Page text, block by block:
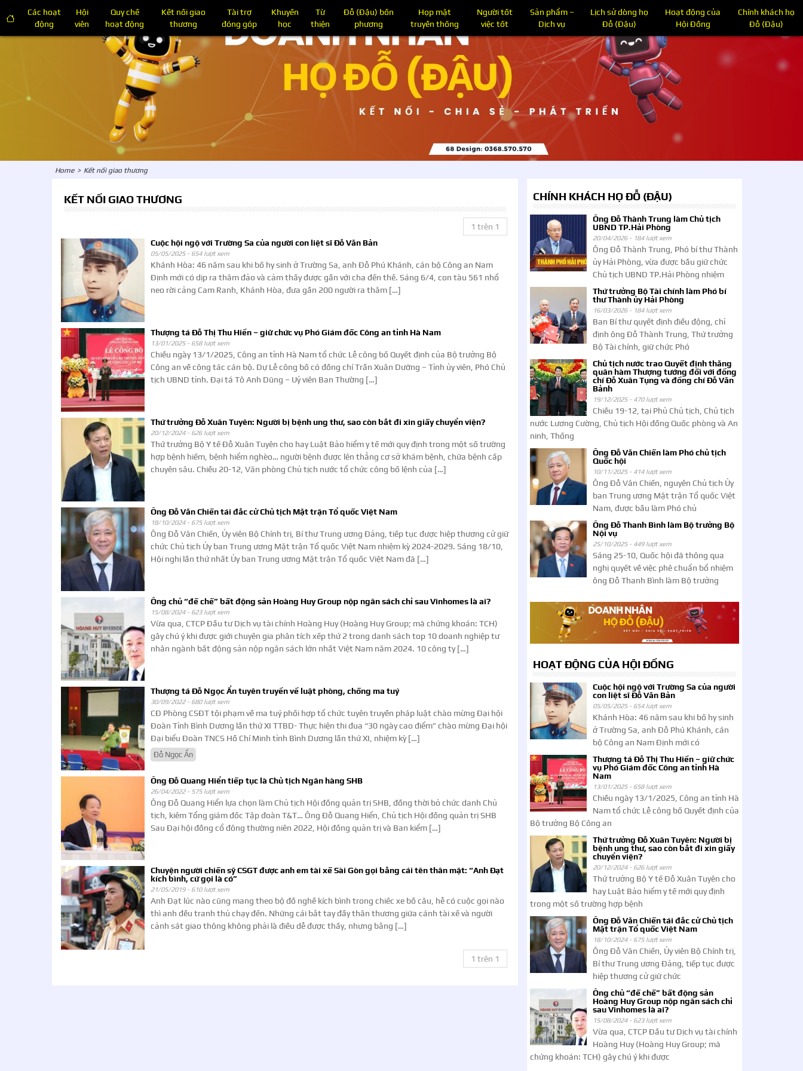
Các hoạt
động
Hội
viên
Quy chế
hoạt động
Kết nối giao
thương
Tài trợ
đóng góp
Khuyến
học
Từ
thiện
Đỗ (Đậu) bốn
phương
Họp mặt
truyền thống
Người tốt
việc tốt
Sản phẩm –
Dịch vụ
Lịch sử dòng họ
Đỗ (Đậu)
Hoạt động của
Hội Đồng
Chính khách họ
Đỗ (Đậu)
Home > Kết nối giao thương
KẾT NỐI GIAO THƯƠNG
1 trên 1
Cuộc hội ngộ với Trường Sa của người con liệt sĩ Đỗ Văn Bản
05/05/2025 - 654 lượt xem
Khánh Hòa: 46 năm sau khi bố hy sinh ở Trường Sa, anh Đỗ Phú Khánh, cán bộ Công an Nam
Định mới có dịp ra thăm đảo và cảm thấy được gần với cha đến thế. Sáng 6/4, con tàu 561 nhổ
neo rời cảng Cam Ranh, Khánh Hòa, đưa gần 200 người ra thăm […]
Thượng tá Đỗ Thị Thu Hiền – giữ chức vụ Phó Giám đốc Công an tỉnh Hà Nam
13/01/2025 - 658 lượt xem
Chiều ngày 13/1/2025, Công an tỉnh Hà Nam tổ chức Lễ công bố Quyết định của Bộ trưởng Bộ
Công an về công tác cán bộ. Dự Lễ công bố có đồng chí Trần Xuân Dưỡng – Tỉnh ủy viên, Phó Chủ
tịch UBND tỉnh. Đại tá Tô Anh Dũng – Uỷ viên Ban Thường […]
Thứ trưởng Đỗ Xuân Tuyên: Người bị bệnh ung thư, sao còn bắt đi xin giấy chuyển viện?
20/12/2024 - 626 lượt xem
Thứ trưởng Bộ Y tế Đỗ Xuân Tuyên cho hay Luật Bảo hiểm y tế mới quy định trong một số trường
hợp bệnh hiếm, bệnh hiểm nghèo… người bệnh được lên thẳng cơ sở khám bệnh, chữa bệnh cấp
chuyên sâu. Chiều 20-12, Văn phòng Chủ tịch nước tổ chức công bố lệnh của […]
Ông Đỗ Văn Chiến tái đắc cử Chủ tịch Mặt trận Tổ quốc Việt Nam
18/10/2024 - 675 lượt xem
Ông Đỗ Văn Chiến, Ủy viên Bộ Chính trị, Bí thư Trung ương Đảng, tiếp tục được hiệp thương cử giữ
chức Chủ tịch Ủy ban Trung ương Mặt trận Tổ quốc Việt Nam nhiệm kỳ 2024-2029. Sáng 18/10,
Hội nghị lần thứ nhất Ủy ban Trung ương Mặt trận Tổ quốc Việt Nam đã […]
Ông chủ “đế chế” bất động sản Hoàng Huy Group nộp ngân sách chỉ sau Vinhomes là ai?
15/08/2024 - 623 lượt xem
Vừa qua, CTCP Đầu tư Dịch vụ tài chính Hoàng Huy (Hoàng Huy Group; mã chứng khoán: TCH)
gây chú ý khi được giới chuyên gia phân tích xếp thứ 2 trong danh sách top 10 doanh nghiệp tư
nhân ngành bất động sản nộp ngân sách lớn nhất Việt Nam năm 2024. 10 công ty […]
Thượng tá Đỗ Ngọc Ẩn tuyên truyền về luật phòng, chống ma tuý
30/09/2022 - 680 lượt xem
CĐ Phòng CSĐT tội phạm về ma tuý phối hợp tổ chức tuyên truyền pháp luật chào mừng Đại hội
Đoàn Tỉnh Bình Dương lần thứ XI TTBD- Thực hiện thi đua “30 ngày cao điểm” chào mừng Đại hội
Đại biểu Đoàn TNCS Hồ Chí Minh tỉnh Bình Dương lần thứ XI, nhiệm kỳ […]
Đỗ Ngọc Ẩn
Ông Đỗ Quang Hiển tiếp tục là Chủ tịch Ngân hàng SHB
26/04/2022 - 575 lượt xem
Ông Đỗ Quang Hiển lựa chọn làm Chủ tịch Hội đồng quản trị SHB, đồng thời bỏ chức danh Chủ
tịch, kiêm Tổng giám đốc Tập đoàn T&T… Ông Đỗ Quang Hiển, Chủ tịch Hội đồng quản trị SHB
Sau Đại hội đồng cổ đông thường niên 2022, Hội đồng quản trị và Ban kiểm […]
Chuyện người chiến sỹ CSGT được anh em tài xế Sài Gòn gọi bằng cái tên thân mật: “Anh Đạt
kích bình, cứ gọi là có”
21/05/2019 - 610 lượt xem
Anh Đạt lúc nào cũng mang theo bộ đồ nghề kích bình trong chiếc xe bồ câu, hễ có cuộc gọi nào
thì anh đều tranh thủ chạy đến. Những cái bắt tay đầy thân thương giữa cánh tài xế và người
cảnh sát giao thông không phải là điều dễ được thấy, nhưng bằng […]
1 trên 1
CHÍNH KHÁCH HỌ ĐỖ (ĐẬU)
Ông Đỗ Thành Trung làm Chủ tịch
UBND TP.Hải Phòng
20/04/2026 - 184 lượt xem
Ông Đỗ Thành Trung, Phó bí thư Thành
ủy Hải Phòng, vừa được bầu giữ chức
Chủ tịch UBND TP.Hải Phòng nhiệm
Thứ trưởng Bộ Tài chính làm Phó bí
thư Thành ủy Hải Phòng
16/03/2026 - 184 lượt xem
Ban Bí thư quyết định điều động, chỉ
định ông Đỗ Thành Trung, Thứ trưởng
Bộ Tài chính, giữ chức Phó
Chủ tịch nước trao Quyết định thăng
quân hàm Thượng tướng đối với đồng
chí Đỗ Xuân Tụng và đồng chí Đỗ Văn
Bảnh
19/12/2025 - 470 lượt xem
Chiều 19-12, tại Phủ Chủ tịch, Chủ tịch
nước Lương Cường, Chủ tịch Hội đồng Quốc phòng và An
ninh, Thống
Ông Đỗ Văn Chiến làm Phó chủ tịch
Quốc hội
10/11/2025 - 414 lượt xem
Ông Đỗ Văn Chiến, nguyên Chủ tịch Ủy
ban Trung ương Mặt trận Tổ quốc Việt
Nam, được bầu làm Phó chủ
Ông Đỗ Thanh Bình làm Bộ trưởng Bộ
Nội vụ
25/10/2025 - 449 lượt xem
Sáng 25-10, Quốc hội đã thông qua
nghị quyết về việc phê chuẩn bổ nhiệm
ông Đỗ Thanh Bình làm Bộ trưởng
HOẠT ĐỘNG CỦA HỘI ĐỒNG
Cuộc hội ngộ với Trường Sa của người
con liệt sĩ Đỗ Văn Bản
05/05/2025 - 654 lượt xem
Khánh Hòa: 46 năm sau khi bố hy sinh
ở Trường Sa, anh Đỗ Phú Khánh, cán
bộ Công an Nam Định mới có
Thượng tá Đỗ Thị Thu Hiền – giữ chức
vụ Phó Giám đốc Công an tỉnh Hà
Nam
13/01/2025 - 658 lượt xem
Chiều ngày 13/1/2025, Công an tỉnh Hà
Nam tổ chức Lễ công bố Quyết định của
Bộ trưởng Bộ Công an
Thứ trưởng Đỗ Xuân Tuyên: Người bị
bệnh ung thư, sao còn bắt đi xin giấy
chuyển viện?
20/12/2024 - 626 lượt xem
Thứ trưởng Bộ Y tế Đỗ Xuân Tuyên cho
hay Luật Bảo hiểm y tế mới quy định
trong một số trường hợp bệnh
Ông Đỗ Văn Chiến tái đắc cử Chủ tịch
Mặt trận Tổ quốc Việt Nam
18/10/2024 - 675 lượt xem
Ông Đỗ Văn Chiến, Ủy viên Bộ Chính trị,
Bí thư Trung ương Đảng, tiếp tục được
hiệp thương cử giữ chức
Ông chủ “đế chế” bất động sản
Hoàng Huy Group nộp ngân sách chỉ
sau Vinhomes là ai?
15/08/2024 - 623 lượt xem
Vừa qua, CTCP Đầu tư Dịch vụ tài chính
Hoàng Huy (Hoàng Huy Group; mã
chứng khoán: TCH) gây chú ý khi được